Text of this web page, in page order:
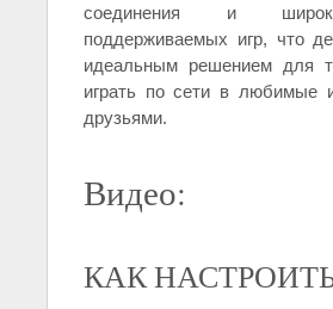
соединения и
поддерживаемых игр, что
идеальным решением для
играть по сети в любимые
друзьями.
Видео:
КАК